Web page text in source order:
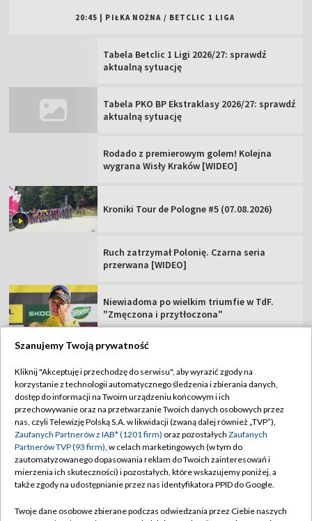
20:45 PIŁKA NOŻNA / BETCLIC 1 LIGA
Tabela Betclic 1 Ligi 2026/27: sprawdź
aktualną sytuację
Tabela PKO BP Ekstraklasy 2026/27: sprawdź
aktualną sytuację
Rodado z premierowym golem! Kolejna
wygrana Wisły Kraków [WIDEO]
Kroniki Tour de Pologne #5 (07.08.2026)
Ruch zatrzymał Polonię. Czarna seria
przerwana [WIDEO]
Niewiadoma po wielkim triumfie w TdF.
"Zmęczona i przytłoczona"
TVP
Abonament TVP
Sklep TVP
Biuro Reklamy
Oferta Handlowa
Regulamin TVP
Polityka prywatności
Moje zgody
Biuro reklamy
Szanujemy Twoją prywatność
Kliknij "Akceptuję i przechodzę do serwisu", aby wyrazić zgody na
korzystanie z technologii automatycznego śledzenia i zbierania danych,
dostęp do informacji na Twoim urządzeniu końcowym i ich
przechowywanie oraz na przetwarzanie Twoich danych osobowych przez
nas, czyli Telewizję Polską S.A. w likwidacji (zwaną dalej również „TVP”),
Zaufanych Partnerów z IAB* (1201 firm) oraz pozostałych Zaufanych
Partnerów TVP (93 firm), w celach marketingowych (w tym do
zautomatyzowanego dopasowania reklam do Twoich zainteresowań i
mierzenia ich skuteczności) i pozostałych, które wskazujemy poniżej, a
także zgody na udostępnianie przez nas identyfikatora PPID do Google.
Twoje dane osobowe zbierane podczas odwiedzania przez Ciebie naszych